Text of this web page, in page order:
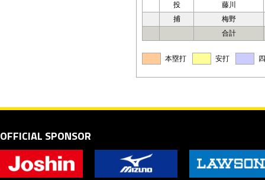
投
藤川
捕
梅野
合計
本塁打 安打
OFFICIAL SPONSOR